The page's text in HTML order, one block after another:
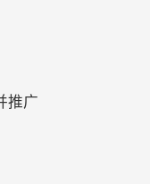
推广